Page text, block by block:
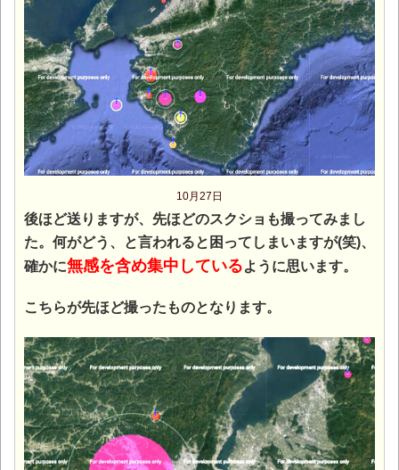
10月27日
後ほど送りますが、先ほどのスクショも撮ってみまし
た。何がどう、と言われると困ってしまいますが(笑)、
確かに無感を含め集中しているように思います。
こちらが先ほど撮ったものとなります。